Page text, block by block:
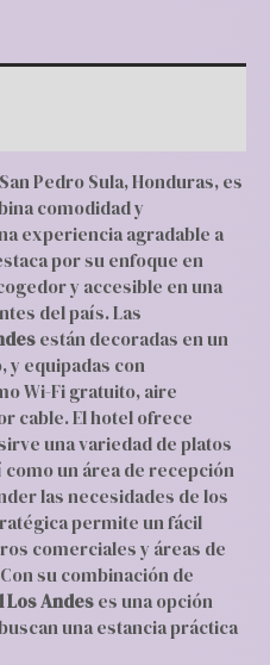
Pedro Sula, Honduras, es
comodidad y
experiencia agradable a
por su enfoque en
y accesible en una
del país. Las
están decoradas en un
y equipadas con
Wi-Fi gratuito, aire
cable. El hotel ofrece
una variedad de platos
un área de recepción
las necesidades de los
permite un fácil
comerciales y áreas de
su combinación de
Los Andeses una opción
una estancia práctica